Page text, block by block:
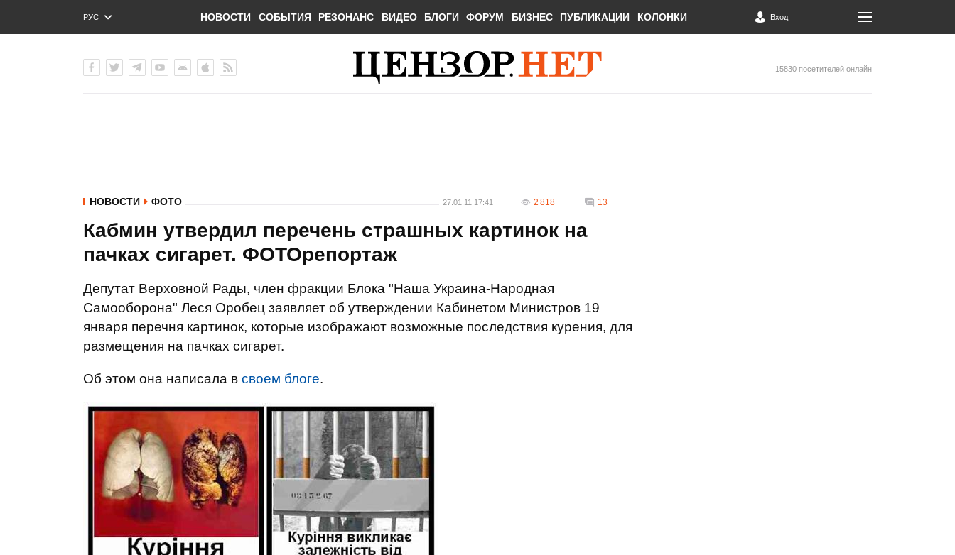
РУС
ENG
НОВОСТИ СОБЫТИЯ РЕЗОНАНС ВИДЕО БЛОГИ ФОРУМ БИЗНЕС ПУБЛИКАЦИИ КОЛОНКИ Вход
15830 посетителей онлайн
НОВОСТИ ФОТО 27.01.11 17:41 2 818 13
Кабмин утвердил перечень страшных картинок на
пачках сигарет. ФОТОрепортаж
Депутат Верховной Рады, член фракции Блока "Наша Украина-Народная
Самооборона" Леся Оробец заявляет об утверждении Кабинетом Министров 19
января перечня картинок, которые изображают возможные последствия курения, для
размещения на пачках сигарет.
Об этом она написала в своем блоге.